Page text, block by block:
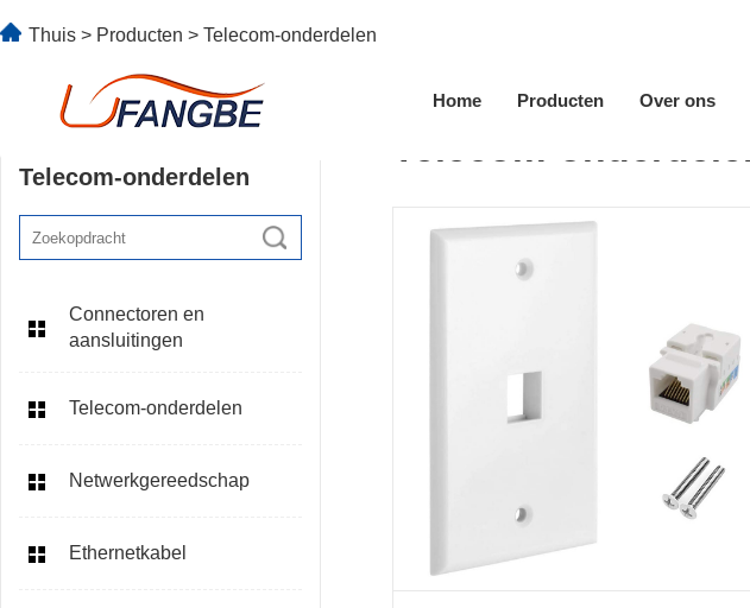
Home Producten Over ons
Thuis > Producten > Telecom-onderdelen
Telecom-onderdelen
Connectoren en
aansluitingen
Telecom-onderdelen
Netwerkgereedschap
Ethernetkabel